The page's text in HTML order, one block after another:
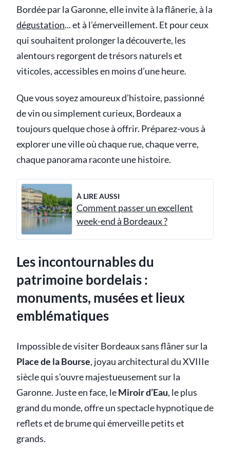
Bordée par la Garonne, elle invite à la flânerie, à la
dégustation... et à l’émerveillement. Et pour ceux
qui souhaitent prolonger la découverte, les
alentours regorgent de trésors naturels et
viticoles, accessibles en moins d’une heure.
Que vous soyez amoureux d’histoire, passionné
de vin ou simplement curieux, Bordeaux a
toujours quelque chose à offrir. Préparez-vous à
explorer une ville où chaque rue, chaque verre,
chaque panorama raconte une histoire.
À LIRE AUSSI
Comment passer un excellent
week-end à Bordeaux ?
Les incontournables du
patrimoine bordelais :
monuments, musées et lieux
emblématiques
Impossible de visiter Bordeaux sans flâner sur la
Place de la Bourse, joyau architectural du XVIIIe
siècle qui s’ouvre majestueusement sur la
Garonne. Juste en face, leMiroir d’Eau, le plus
grand du monde, offre un spectacle hypnotique de
reflets et de brume qui émerveille petits et
grands.